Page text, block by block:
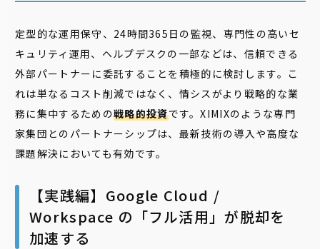
定型的な運用保守、24時間365日の監視、専門性の高いセ
キュリティ運用、ヘルプデスクの一部などは、信頼できる
外部パートナーに委託することを積極的に検討します。こ
れは単なるコスト削減ではなく、情シスがより戦略的な業
務に集中するための戦略的投資です。XIMIXのような専門
家集団とのパートナーシップは、最新技術の導入や高度な
課題解決においても有効です。
【実践編】Google Cloud /
Workspace の「フル活用」が脱却を
加速する